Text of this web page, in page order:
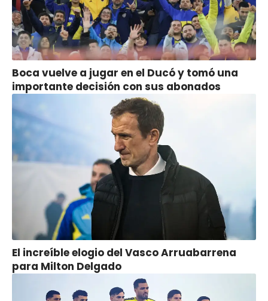
Boca vuelve a jugar en el Ducó y tomó una
importante decisión con sus abonados
El increíble elogio del Vasco Arruabarrena
para Milton Delgado